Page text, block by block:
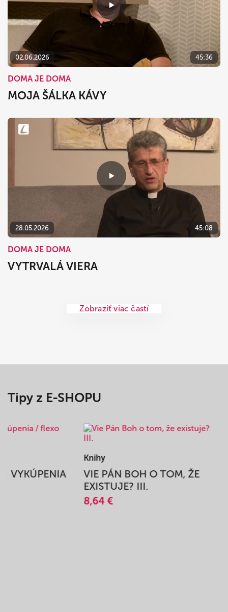
02.06.2026 45:36
DOMA JE DOMA
MOJA ŠÁLKA KÁVY
28.05.2026 45:08
DOMA JE DOMA
VYTRVALÁ VIERA
Zobraziť viac častí
Tipy z E-SHOPU
VYKÚPENIA
Knihy
VIE PÁN BOH O TOM, ŽE
EXISTUJE? III.
8,64 €